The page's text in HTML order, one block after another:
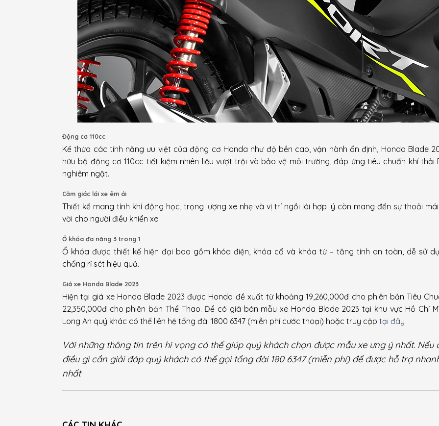
Động cơ 110cc
Kế thừa các tính năng ưu việt của động cơ Honda như độ bền cao, vận hành ổn định, Honda Blade
hữu bộ động cơ 110cc tiết kiệm nhiên liệu vượt trội và bảo vệ môi trường, đáp ứng tiêu chuẩn khí thải
nghiêm ngặt.
Cảm giác lái xe êm ái
Thiết kế mang tính khí động học, trọng lượng xe nhẹ và vị trí ngồi lái hợp lý còn mang đến sự thoải
vời cho người điều khiển xe.
Ổ khóa đa năng 3 trong 1
Ổ khóa được thiết kế hiện đại bao gồm khóa điện, khóa cổ và khóa từ – tăng tính an toàn, dễ sử
chống rỉ sét hiệu quả.
Giá xe Honda Blade 2023
Hiện tại giá xe Honda Blade 2023 được Honda đề xuất từ khoảng 19,260,000đ cho phiên bản Tiêu
22,350,000đ cho phiên bản Thể Thao. Để có giá bán mẫu xe Honda Blade 2023 tại khu vực Hồ Chí
Long An quý khác có thể liên hệ tổng đài 1800 6347 (miễn phí cước thoại) hoặc truy cập tại đây
Với những thông tin trên hi vọng có thể giúp quý khách chọn được mẫu xe ưng ý nhất. Nếu
điều gì cần giải đáp quý khách có thể gọi tổng đài 180 6347 (miễn phí) để được hỗ trợ
nhất